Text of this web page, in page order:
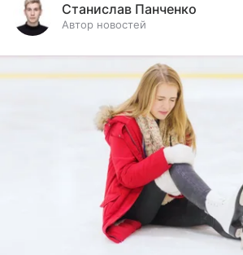
Станислав Панченко
Автор новостей